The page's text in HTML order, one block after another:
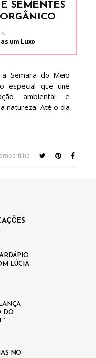
SEMENTES
um Luxo
Semana do Meio
especial que une
ambiental e
natureza. Até o dia
LÚCIA
DO
NO